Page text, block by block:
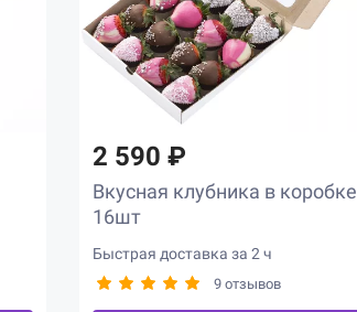
2 590 ₽
Вкусная клубника в коробке
16шт
Быстрая доставка за 2 ч
9 отзывов